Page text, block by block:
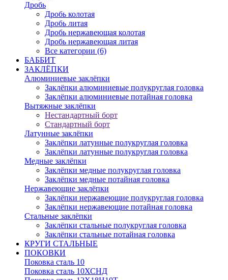
Дробь
Дробь колотая
Дробь литая
Дробь нержавеющая колотая
Дробь нержавеющая литая
Все категории (6)
БАББИТ
ЗАКЛЁПКИ
Алюминиевые заклёпки
Заклёпки алюминиевые полукруглая головка
Заклёпки алюминиевые потайная головка
Вытяжные заклёпки
Нестандартный борт
Стандартный борт
Латунные заклёпки
Заклёпки латунные полукруглая головка
Заклёпки латунные полукруглая головка
Медные заклёпки
Заклёпки медные полукруглая головка
Заклёпки медные потайная головка
Нержавеющие заклёпки
Заклёпки нержавеющие полукруглая головка
Заклёпки нержавеющие потайная головка
Стальные заклёпки
Заклёпки стальные полукруглая головка
Заклёпки стальные потайная головка
КРУГИ СТАЛЬНЫЕ
ПОКОВКИ
Поковка сталь 10
Поковка сталь 10ХСНД